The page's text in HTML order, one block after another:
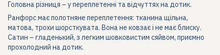
Головна різниця – у переплетенні та відчуттях на дотик.
Ранфорс має полотняне переплетення: тканина щільна,
матова, трохи шорсткувата. Вона не ковзає і не має блиску.
Сатин – гладенький, з легким шовковистим сяйвом, приємно
прохолодний на дотик.